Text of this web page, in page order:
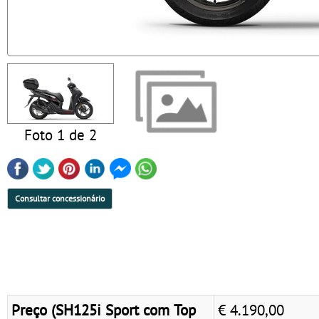
Foto 1 de 2
Consultar concessionário
Preço (SH125i Sport com Top € 4.190,00